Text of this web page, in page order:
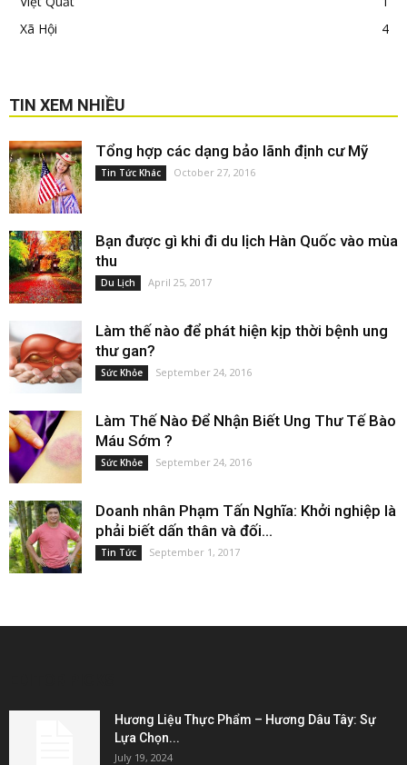
Xã Hội
4
TIN XEM NHIỀU
Tổng hợp các dạng bảo lãnh định cư Mỹ
Tin Tức Khác October 27, 2016
Bạn được gì khi đi du lịch Hàn Quốc vào mùa
thu
Du Lịch April 25, 2017
Làm thế nào để phát hiện kịp thời bệnh ung
thư gan?
Sức Khỏe September 24, 2016
Làm Thế Nào Để Nhận Biết Ung Thư Tế Bào
Máu Sớm ?
Sức Khỏe September 24, 2016
Doanh nhân Phạm Tấn Nghĩa: Khởi nghiệp là
phải biết dấn thân và đối...
Tin Tức September 1, 2017
Hương Liệu Thực Phẩm – Hương Dâu Tây: Sự
Lựa Chọn...
July 19, 2024